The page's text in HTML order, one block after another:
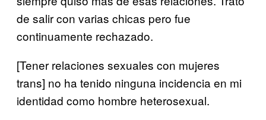
de salir con varias chicas pero fue
continuamente rechazado.
[Tener relaciones sexuales con mujeres
trans] no ha tenido ninguna incidencia en mi
identidad como hombre heterosexual.